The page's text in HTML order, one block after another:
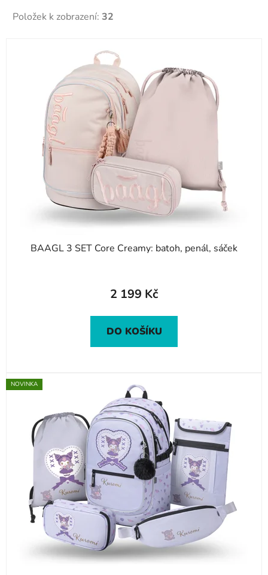
Položek k zobrazení: 32
BAAGL 3 SET Core Creamy: batoh, penál, sáček
2 199 Kč
DO KOŠÍKU
NOVINKA